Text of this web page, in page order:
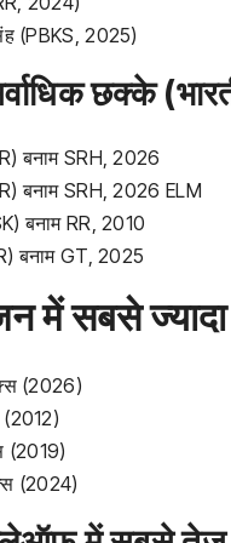
(PBKS, 2025)
छक्के
बनाम SRH, 2026
बनाम SRH, 2026 ELM
बनाम RR, 2010
बनाम GT, 2025
में सबसे
(2026)
(2019)
(2024)